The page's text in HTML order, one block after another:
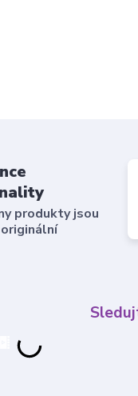
produkty jsou